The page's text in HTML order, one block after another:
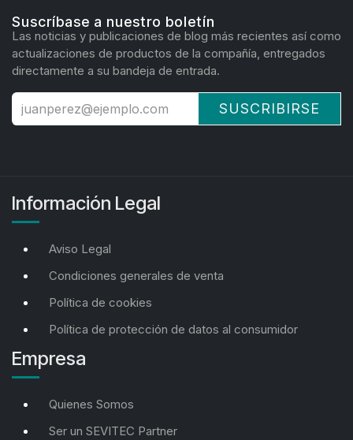
Suscríbase a nuestro boletín
Las noticias y publicaciones de blog más recientes así como
actualizaciones de productos de la compañía, entregados
directamente a su bandeja de entrada.
SUSCRIBIRSE
Información Legal
Aviso Legal
Condiciones generales de venta
Política de cookies
Política de protección de datos al consumidor
Empresa
Quienes Somos
Ser un SEVITEC Partner